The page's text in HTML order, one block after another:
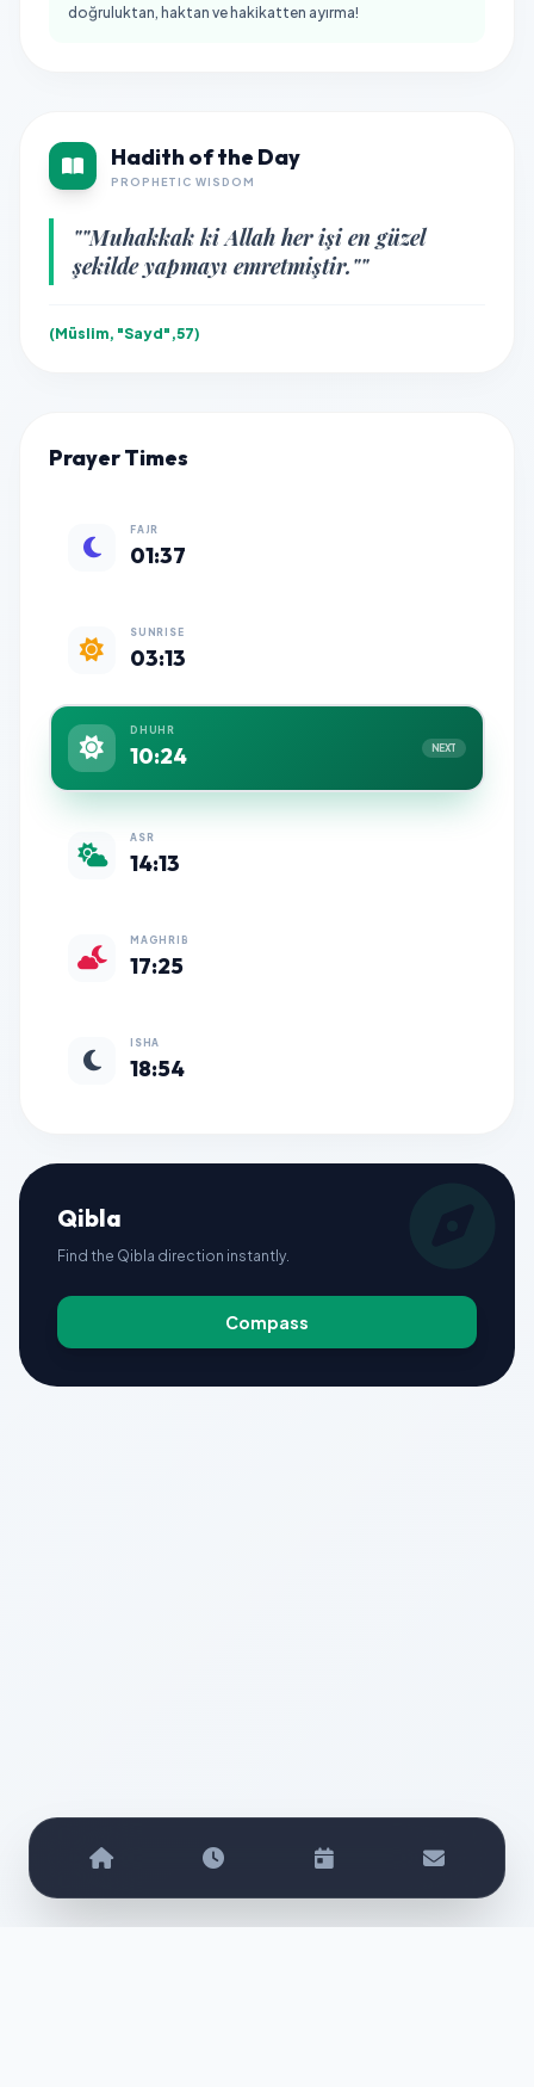
doğruluktan, haktan ve hakikatten ayırma!
Hadith of the Day
PROPHETIC WISDOM
""Muhakkak ki Allah her işi en güzel
şekilde yapmayı emretmiştir.""
(Müslim, "Sayd",57)
Prayer Times
FAJR
01:37
SUNRISE
03:13
DHUHR
10:24 NEXT
ASR
14:13
MAGHRIB
17:25
ISHA
18:54
Qibla
Find the Qibla direction instantly.
Compass